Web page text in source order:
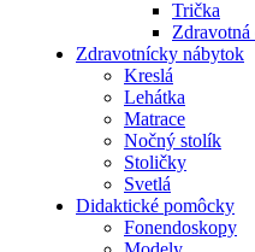
Trička
Zdravotnícky nábytok
Kreslá
Lehátka
Matrace
Nočný stolík
Stoličky
Svetlá
Didaktické pomôcky
Fonendoskopy